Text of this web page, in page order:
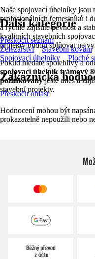
Naše spojovací úhelníky jsou
profesionálních řemeslníků i
a rychle zajistíte pevnost a
kvalitních stavebních
projekty budou splňovat
Pokud hledáte spolehlivý a
spojovací úhelník trámový
pozinkovanýještě dnes a
stavební projekty.
Další kategorie
Přeskočit seznam
Železářství
Stavební kování
Spojovací úhelníky
Ploché
Zákaznická
Přeskočit oblast
Hodnocení mohou být
prokazatelně nepoužili nebo